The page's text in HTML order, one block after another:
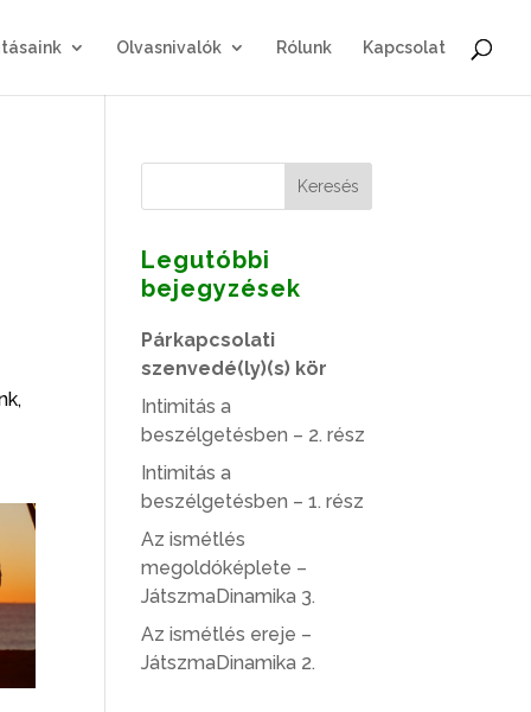
Olvasnivalók Rólunk Kapcsolat
Legutóbbi
bejegyzések
Párkapcsolati
szenvedé(ly)(s) kör
Intimitás a
beszélgetésben – 2. rész
Intimitás a
beszélgetésben – 1. rész
Az ismétlés
megoldóképlete –
JátszmaDinamika 3.
Az ismétlés ereje –
JátszmaDinamika 2.